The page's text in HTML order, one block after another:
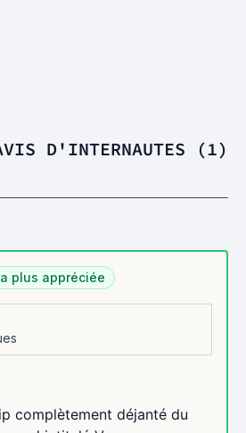
D'INTERNAUTES (1)
plus appréciée
complètement déjanté du